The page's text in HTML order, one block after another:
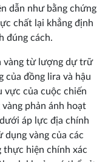
dẫn như bằng chứng
chất lại khẳng định
đúng cách.
vàng từ lượng dự trữ
của đồng lira và hậu
vực của cuộc chiến
phản ánh hoạt
áp lực địa chính
vàng của các
thực hiện chính xác